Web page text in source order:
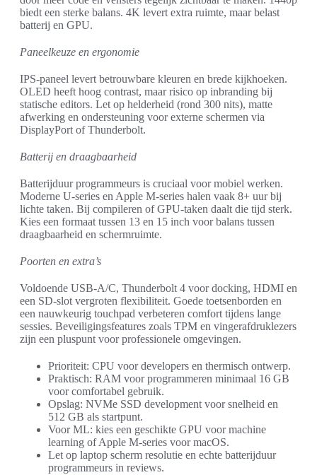
biedt een sterke balans. 4K levert extra ruimte, maar belast
batterij en GPU.
Paneelkeuze en ergonomie
IPS-paneel levert betrouwbare kleuren en brede kijkhoeken.
OLED heeft hoog contrast, maar risico op inbranding bij
statische editors. Let op helderheid (rond 300 nits), matte
afwerking en ondersteuning voor externe schermen via
DisplayPort of Thunderbolt.
Batterij en draagbaarheid
Batterijduur programmeurs is cruciaal voor mobiel werken.
Moderne U-series en Apple M-series halen vaak 8+ uur bij
lichte taken. Bij compileren of GPU-taken daalt die tijd sterk.
Kies een formaat tussen 13 en 15 inch voor balans tussen
draagbaarheid en schermruimte.
Poorten en extra’s
Voldoende USB-A/C, Thunderbolt 4 voor docking, HDMI en
een SD-slot vergroten flexibiliteit. Goede toetsenborden en
een nauwkeurig touchpad verbeteren comfort tijdens lange
sessies. Beveiligingsfeatures zoals TPM en vingerafdruklezers
zijn een pluspunt voor professionele omgevingen.
Prioriteit: CPU voor developers en thermisch ontwerp.
Praktisch: RAM voor programmeren minimaal 16 GB
voor comfortabel gebruik.
Opslag: NVMe SSD development voor snelheid en
512 GB als startpunt.
Voor ML: kies een geschikte GPU voor machine
learning of Apple M-series voor macOS.
Let op laptop scherm resolutie en echte batterijduur
programmeurs in reviews.